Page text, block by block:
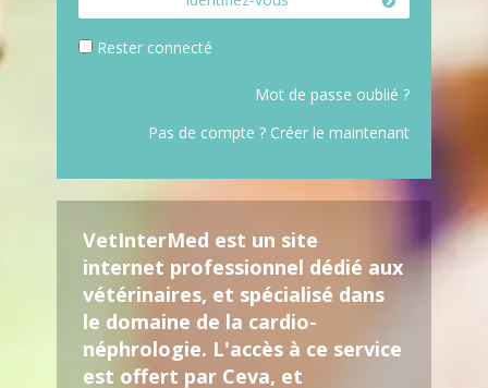
Rester connecté
Mot de passe oublié ?
Pas de compte ? Créer le maintenant
VetInterMed est un site
internet professionnel dédié aux
vétérinaires, et spécialisé dans
le domaine de la cardio-
néphrologie. L'accès à ce service
est offert par Ceva, et